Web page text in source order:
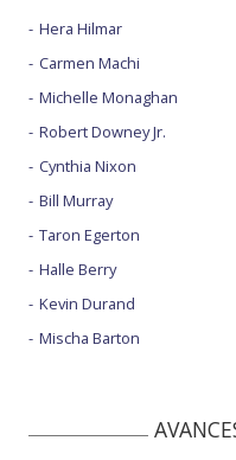
Hera Hilmar
Carmen Machi
Michelle Monaghan
Robert Downey Jr.
Cynthia Nixon
Bill Murray
Taron Egerton
Halle Berry
Kevin Durand
Mischa Barton